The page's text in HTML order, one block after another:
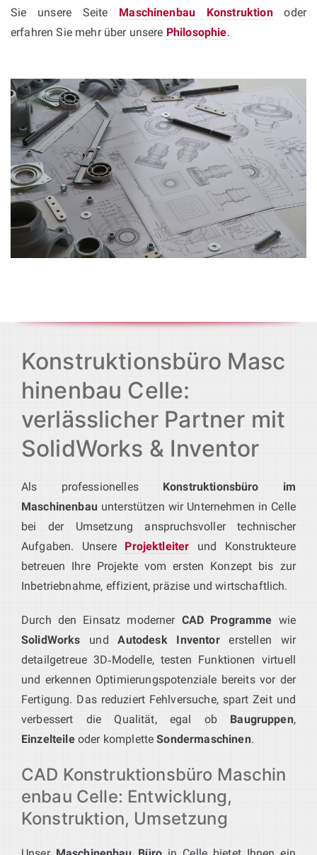
Sie unsere Seite Maschinenbau Konstruktionoder
erfahren Sie mehr über unsere Philosophie.
Konstruktionsbüro Masc
hinenbau Celle:
verlässlicher Partner mit
SolidWorks & Inventor
Als professionelles Konstruktionsbüro im
Maschinenbauunterstützen wir Unternehmen in Celle
bei der Umsetzung anspruchsvoller technischer
Aufgaben. Unsere Projektleiter und Konstrukteure
betreuen Ihre Projekte vom ersten Konzept bis zur
Inbetriebnahme, effizient, präzise und wirtschaftlich.
Durch den Einsatz moderner CAD Programme wie
SolidWorks undAutodesk Inventorerstellen wir
detailgetreue 3D‑Modelle, testen Funktionen virtuell
und erkennen Optimierungspotenziale bereits vor der
Fertigung. Das reduziert Fehlversuche, spart Zeit und
verbessert die Qualität, egal ob Baugruppen,
Einzelteileoder kompletteSondermaschinen.
CAD Konstruktionsbüro Maschin
enbau Celle: Entwicklung,
Konstruktion, Umsetzung